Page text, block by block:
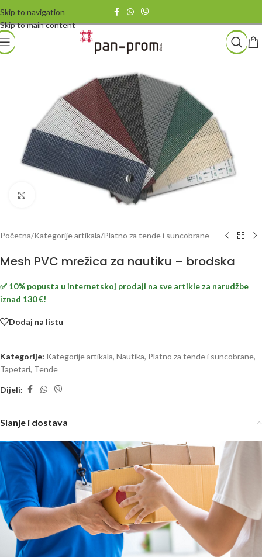
Skip to navigation
Skip to main content
Početna/Kategorije artikala/Platno za tende i suncobrane
Mesh PVC mrežica za nautiku – brodska
✅ 10% popusta u internetskoj prodaji na sve artikle za narudžbe
iznad 130 €!
Dodaj na listu
Kategorije: Kategorije artikala, Nautika, Platno za tende i suncobrane,
Tapetari, Tende
Dijeli:
Slanje i dostava